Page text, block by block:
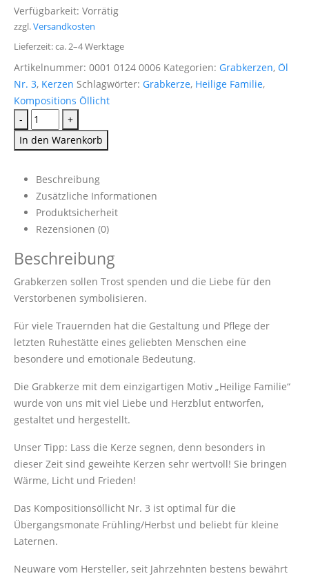
Verfügbarkeit: Vorrätig
zzgl.Versandkosten
Lieferzeit:ca. 2–4 Werktage
Artikelnummer: 0001 0124 0006 Kategorien: Grabkerzen, Öl
Nr. 3, Kerzen Schlagwörter: Grabkerze, Heilige Familie,
Kompositions Öllicht
-
+
In den Warenkorb
Beschreibung
Zusätzliche Informationen
Produktsicherheit
Rezensionen (0)
Beschreibung
Grabkerzen sollen Trost spenden und die Liebe für den
Verstorbenen symbolisieren.
Für viele Trauernden hat die Gestaltung und Pflege der
letzten Ruhestätte eines geliebten Menschen eine
besondere und emotionale Bedeutung.
Die Grabkerze mit dem einzigartigen Motiv „Heilige Familie“
wurde von uns mit viel Liebe und Herzblut entworfen,
gestaltet und hergestellt.
Unser Tipp: Lass die Kerze segnen, denn besonders in
dieser Zeit sind geweihte Kerzen sehr wertvoll! Sie bringen
Wärme, Licht und Frieden!
Das Kompositionsöllicht Nr. 3 ist optimal für die
Übergangsmonate Frühling/Herbst und beliebt für kleine
Laternen.
Neuware vom Hersteller, seit Jahrzehnten bestens bewährt